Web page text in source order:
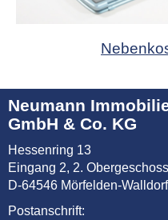
Neumann
GmbH & Co. KG
Hessenring 13
Eingang 2, 2. Obergeschoss
D-64546 Mörfelden-Walldorf
Postanschrift: